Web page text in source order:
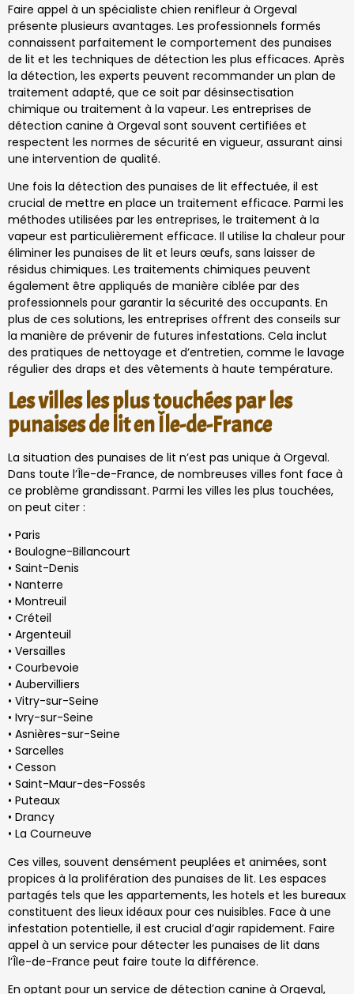
Faire appel à un spécialiste chien renifleur à Orgeval
présente plusieurs avantages. Les professionnels formés
connaissent parfaitement le comportement des punaises
de lit et les techniques de détection les plus efficaces. Après
la détection, les experts peuvent recommander un plan de
traitement adapté, que ce soit par désinsectisation
chimique ou traitement à la vapeur. Les entreprises de
détection canine à Orgeval sont souvent certifiées et
respectent les normes de sécurité en vigueur, assurant ainsi
une intervention de qualité.
Une fois la détection des punaises de lit effectuée, il est
crucial de mettre en place un traitement efficace. Parmi les
méthodes utilisées par les entreprises, le traitement à la
vapeur est particulièrement efficace. Il utilise la chaleur pour
éliminer les punaises de lit et leurs œufs, sans laisser de
résidus chimiques. Les traitements chimiques peuvent
également être appliqués de manière ciblée par des
professionnels pour garantir la sécurité des occupants. En
plus de ces solutions, les entreprises offrent des conseils sur
la manière de prévenir de futures infestations. Cela inclut
des pratiques de nettoyage et d’entretien, comme le lavage
régulier des draps et des vêtements à haute température.
Les villes les plus touchées par les
punaises de lit en Île-de-France
La situation des punaises de lit n’est pas unique à Orgeval.
Dans toute l’Île-de-France, de nombreuses villes font face à
ce problème grandissant. Parmi les villes les plus touchées,
on peut citer :
• Paris
• Boulogne-Billancourt
• Saint-Denis
• Nanterre
• Montreuil
• Créteil
• Argenteuil
• Versailles
• Courbevoie
• Aubervilliers
• Vitry-sur-Seine
• Ivry-sur-Seine
• Asnières-sur-Seine
• Sarcelles
• Cesson
• Saint-Maur-des-Fossés
• Puteaux
• Drancy
• La Courneuve
Ces villes, souvent densément peuplées et animées, sont
propices à la prolifération des punaises de lit. Les espaces
partagés tels que les appartements, les hotels et les bureaux
constituent des lieux idéaux pour ces nuisibles. Face à une
infestation potentielle, il est crucial d’agir rapidement. Faire
appel à un service pour détecter les punaises de lit dans
l’Île-de-France peut faire toute la différence.
En optant pour un service de détection canine à Orgeval,